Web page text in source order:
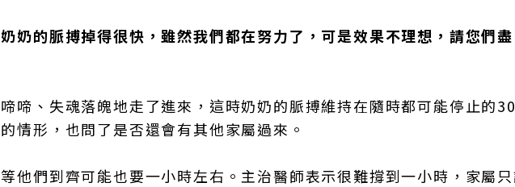
奶的脈搏掉得很快，雖然我們都在努力了，可是效果不理想，請您們盡
啼、失魂落魄地走了進來，這時奶奶的脈搏維持在隨時都可能停止的
情形，也問了是否還會有其他家屬過來。
他們到齊可能也要一小時左右。主治醫師表示很難撐到一小時，家屬